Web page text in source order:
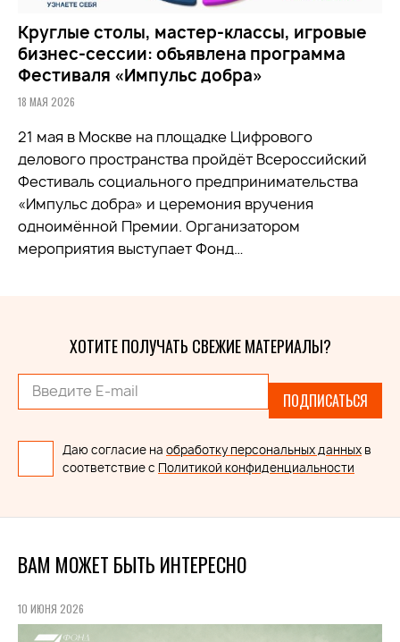
Круглые столы, мастер-классы, игровые
бизнес-сессии: объявлена программа
Фестиваля «Импульс добра»
18 МАЯ 2026
21 мая в Москве на площадке Цифрового
делового пространства пройдёт Всероссийский
Фестиваль социального предпринимательства
«Импульс добра» и церемония вручения
одноимённой Премии. Организатором
мероприятия выступает Фонд…
ХОТИТЕ ПОЛУЧАТЬ СВЕЖИЕ МАТЕРИАЛЫ?
ПОДПИСАТЬСЯ
Даю согласие на обработку персональных данных в
соответствие с Политикой конфиденциальности
ВАМ МОЖЕТ БЫТЬ ИНТЕРЕСНО
10 ИЮНЯ 2026